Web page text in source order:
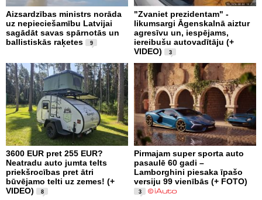
Aizsardzības ministrs norāda
uz nepieciešamību Latvijai
sagādāt savas spārnotās un
ballistiskās raķetes
9
"Zvaniet prezidentam" -
likumsargi Āgenskalnā aiztur
agresīvu un, iespējams,
iereibušu autovadītāju (+
VIDEO)
3
3600 EUR pret 255 EUR?
Neatradu auto jumta telts
priekšrocības pret ātri
būvējamo telti uz zemes! (+
VIDEO)
8
Pirmajam super sporta auto
pasaulē 60 gadi –
Lamborghini piesaka īpašo
versiju 99 vienībās (+ FOTO)
3